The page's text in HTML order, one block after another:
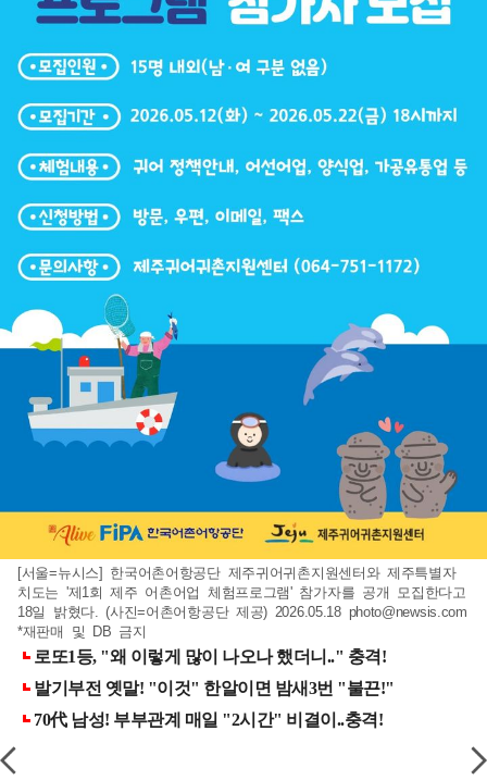
[서울=뉴시스] 한국어촌어항공단 제주귀어귀촌지원센터와 제주특별자
치도는 '제1회 제주 어촌어업 체험프로그램' 참가자를 공개 모집한다고
18일 밝혔다. (사진=어촌어항공단 제공) 2026.05.18 photo@newsis.com
*재판매 및 DB 금지